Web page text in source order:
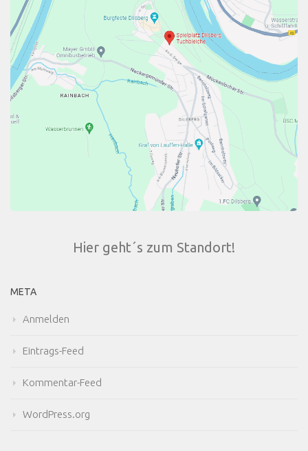
Hier geht´s zum Standort!
META
Anmelden
Eintrags-Feed
Kommentar-Feed
WordPress.org